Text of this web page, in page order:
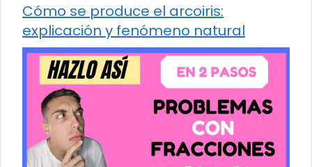
Cómo se produce el arcoiris:
explicación y fenómeno natural